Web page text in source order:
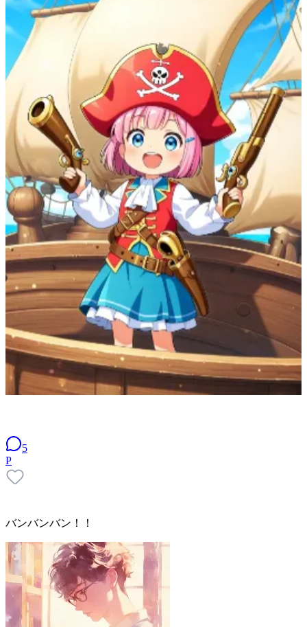
5
P
バンバンバン！！